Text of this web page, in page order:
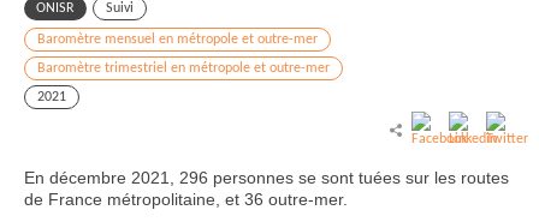
ONISR Suivi
Baromètre mensuel en métropole et outre-mer
Baromètre trimestriel en métropole et outre-mer
2021
En décembre 2021, 296 personnes se sont tuées sur les routes
de France métropolitaine, et 36 outre-mer.